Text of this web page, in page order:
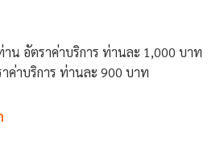
น อัตราค่าบริการ ท่านละ 1,000 บาท
ค่าบริการ ท่านละ 900 บาท